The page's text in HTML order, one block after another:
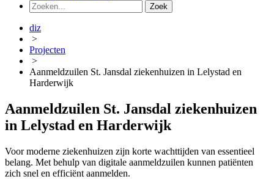
diz
>
Projecten
>
Aanmeldzuilen St. Jansdal ziekenhuizen in Lelystad en
Harderwijk
Aanmeldzuilen St. Jansdal ziekenhuizen
in Lelystad en Harderwijk
Voor moderne ziekenhuizen zijn korte wachttijden van essentieel
belang. Met behulp van digitale aanmeldzuilen kunnen patiënten
zich snel en efficiënt aanmelden.